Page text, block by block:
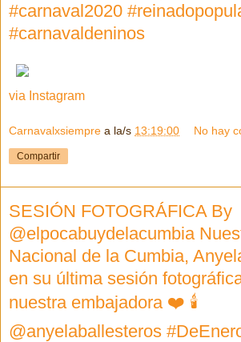
#carnaval2020
#carnavaldeninos
via Instagram
Carnavalxsiempre a la/s 13:19:00 No hay
Compartir
SESIÓN FOTOGRÁFICA By
@elpocabuydelacumbia
Nacional de la Cumbia,
en su última sesión
nuestra embajadora ❤️ 🕯
@anyelaballesteros